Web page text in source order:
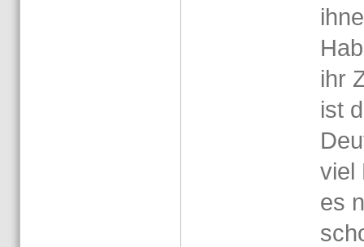
ihr
ist
viel
es